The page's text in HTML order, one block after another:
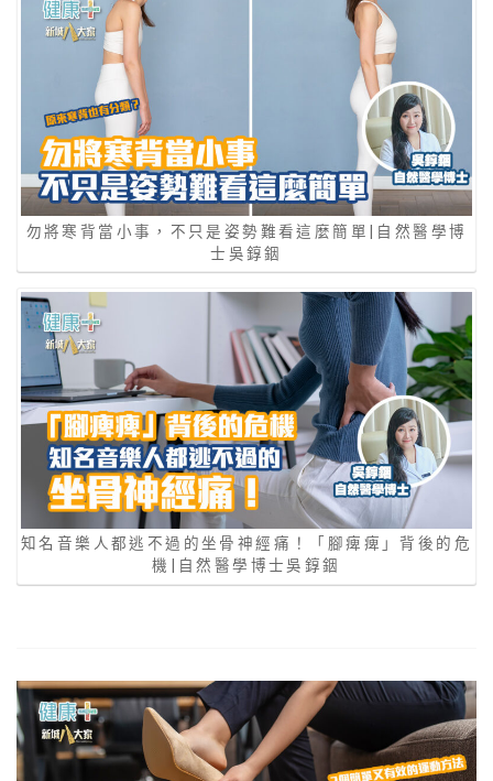
勿將寒背當小事，不只是姿勢難看這麼簡單|自然醫學博
士吳錞銦
知名音樂人都逃不過的坐骨神經痛！「腳痺痺」背後的危
機|自然醫學博士吳錞銦